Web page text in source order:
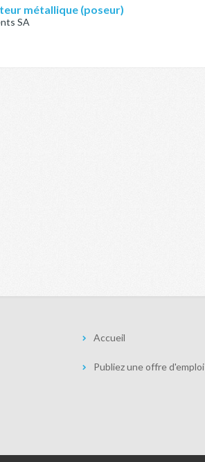
métallique (poseur)
SA
Accueil
Publiez une offre d'emploi